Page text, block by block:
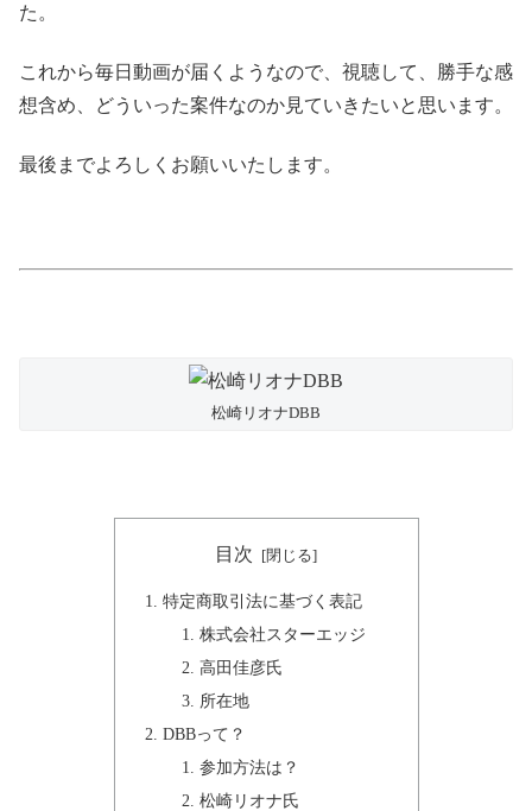
た。
これから毎日動画が届くようなので、視聴して、勝手な感
想含め、どういった案件なのか見ていきたいと思います。
最後までよろしくお願いいたします。
松崎リオナDBB
目次
特定商取引法に基づく表記
株式会社スターエッジ
高田佳彦氏
所在地
DBBって？
参加方法は？
松崎リオナ氏